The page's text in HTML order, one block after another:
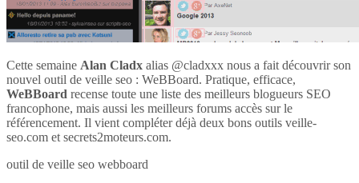
Cette semaine Alan Cladx alias @cladxxx nous a fait découvrir son
nouvel outil de veille seo : WeBBoard. Pratique, efficace,
WeBBoard recense toute une liste des meilleurs blogueurs SEO
francophone, mais aussi les meilleurs forums accès sur le
référencement. Il vient compléter déjà deux bons outils veille-
seo.com et secrets2moteurs.com.
outil de veille seo webboard